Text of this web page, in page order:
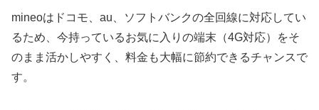
mineoはドコモ、au、ソフトバンクの全回線に対応してい
るため、今持っているお気に入りの端末（4G対応）をそ
のまま活かしやすく、料金も大幅に節約できるチャンスで
す。